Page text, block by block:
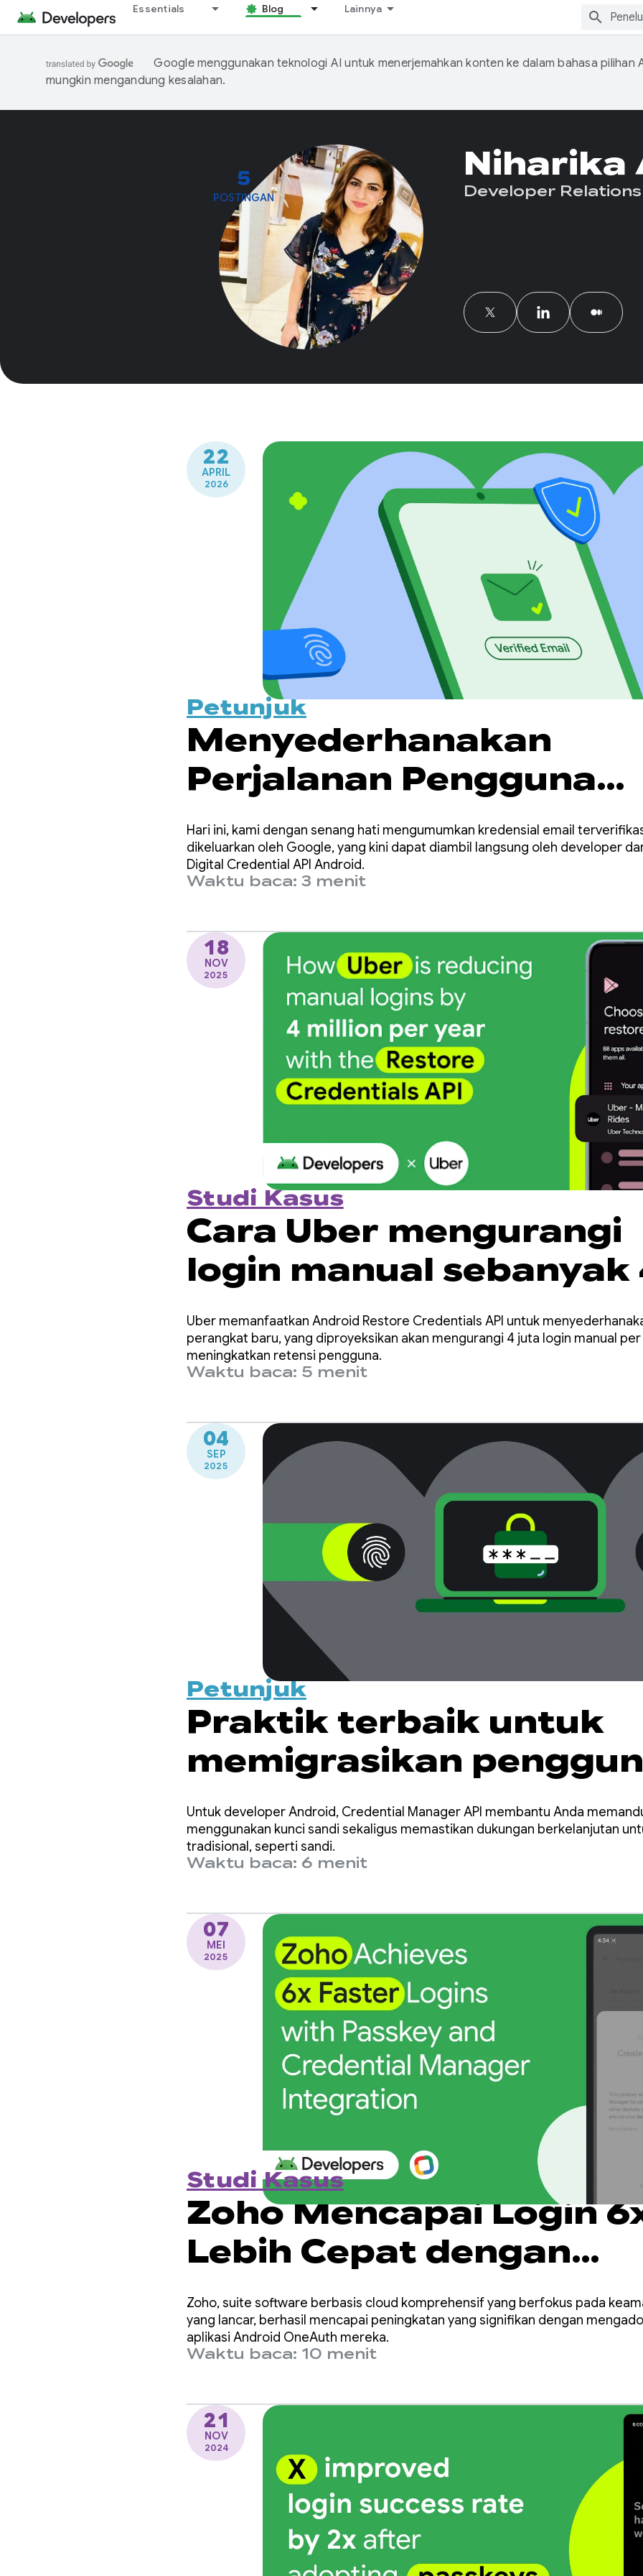
Essentials Blog Lainnya
Google menggunakan teknologi AI untuk menerjemahkan konten ke dalam bahasa pilihan
mungkin mengandung kesalahan.
5
POSTINGAN
Niharika
Developer
22
APRIL
2026
Petunjuk
Menyederhanakan
Perjalanan Pengguna
dengan Email
melalui Credential
Hari ini, kami dengan senang hati mengumumkan kredensial email
dikeluarkan oleh Google, yang kini dapat diambil langsung oleh developer
Digital Credential API Android.
Waktu baca: 3 menit
18
NOV
2025
Studi Kasus
Cara Uber mengurangi
login manual sebanyak
juta per tahun dengan
Restore Credentials API
Uber memanfaatkan Android Restore Credentials API untuk
perangkat baru, yang diproyeksikan akan mengurangi 4 juta login manual
meningkatkan retensi pengguna.
Waktu baca: 5 menit
04
SEP
2025
Petunjuk
Praktik terbaik untuk
memigrasikan
kunci sandi dengan
Credential Manager
Untuk developer Android, Credential Manager API membantu Anda
menggunakan kunci sandi sekaligus memastikan dukungan berkelanjutan
tradisional, seperti sandi.
Waktu baca: 6 menit
07
MEI
2025
Studi Kasus
Zoho Mencapai Login
Lebih Cepat dengan
Integrasi Kunci Sandi
Credential Manager
Zoho, suite software berbasis cloud komprehensif yang berfokus pada
yang lancar, berhasil mencapai peningkatan yang signifikan dengan
aplikasi Android OneAuth mereka.
Waktu baca: 10 menit
21
NOV
2024